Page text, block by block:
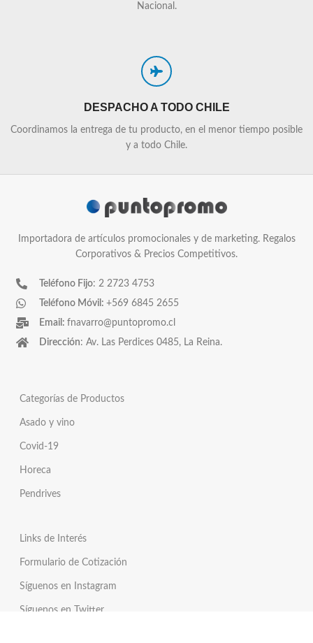
Nacional.
DESPACHO A TODO CHILE
Coordinamos la entrega de tu producto, en el menor tiempo posible
y a todo Chile.
Importadora de artículos promocionales y de marketing. Regalos
Corporativos & Precios Competitivos.
Teléfono Fijo: 2 2723 4753
Teléfono Móvil: +569 6845 2655
Email: fnavarro@puntopromo.cl
Dirección: Av. Las Perdices 0485, La Reina.
Categorías de Productos
Asado y vino
Covid-19
Horeca
Pendrives
Links de Interés
Formulario de Cotización
Síguenos en Instagram
Síguenos en Twitter